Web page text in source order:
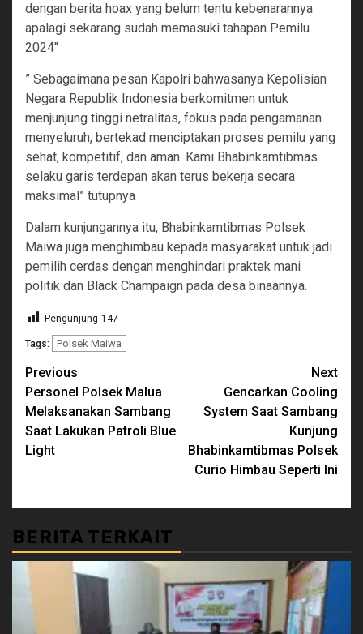
dengan berita hoax yang belum tentu kebenarannya
apalagi sekarang sudah memasuki tahapan Pemilu
2024″
” Sebagaimana pesan Kapolri bahwasanya Kepolisian
Negara Republik Indonesia berkomitmen untuk
menjunjung tinggi netralitas, fokus pada pengamanan
menyeluruh, bertekad menciptakan proses pemilu yang
sehat, kompetitif, dan aman. Kami Bhabinkamtibmas
selaku garis terdepan akan terus bekerja secara
maksimal” tutupnya
Dalam kunjungannya itu, Bhabinkamtibmas Polsek
Maiwa juga menghimbau kepada masyarakat untuk jadi
pemilih cerdas dengan menghindari praktek mani
politik dan Black Champaign pada desa binaannya.
Pengunjung 147
Tags: Polsek Maiwa
Continue
Reading
Previous
Personel Polsek Malua
Melaksanakan Sambang
Saat Lakukan Patroli Blue
Light
Next
Gencarkan Cooling
System Saat Sambang
Kunjung
Bhabinkamtibmas Polsek
Curio Himbau Seperti Ini
BERITA TERKAIT